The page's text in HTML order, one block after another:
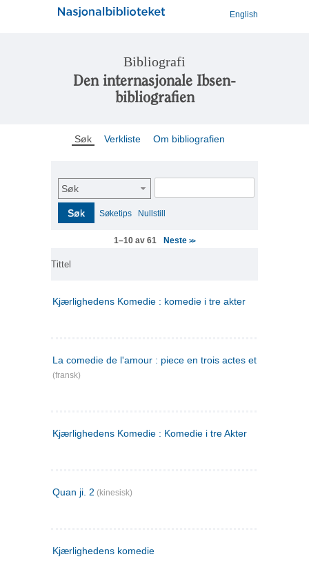
English
Bibliografi
Den internasjonale Ibsen-
bibliografien
Søk Verkliste Om bibliografien
Søk
Søk Søketips Nullstill
1–10 av 61 Neste>>
Tittel
Kjærlighedens Komedie : komedie i tre akter
La comedie de l'amour : piece en trois actes et en vers
(fransk)
Kjærlighedens Komedie : Komedie i tre Akter
Quan ji. 2 (kinesisk)
Kjærlighedens komedie